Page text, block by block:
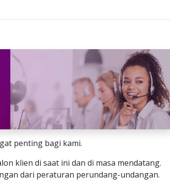
penting bagi kami.
klien di saat ini dan di masa mendatang.
dari peraturan perundang-undangan.